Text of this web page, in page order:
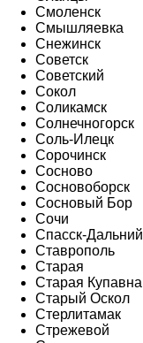
Смоленск
Смышляевка
Снежинск
Советск
Советский
Сокол
Соликамск
Солнечногорск
Соль-Илецк
Сорочинск
Сосново
Сосновоборск
Сосновый Бор
Сочи
Спасск-Дальний
Ставрополь
Старая
Старая Купавна
Старый Оскол
Стерлитамак
Стрежевой